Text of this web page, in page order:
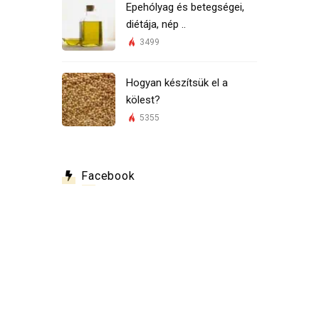
Epehólyag és betegségei,
diétája, nép ..
3499
Hogyan készítsük el a
kölest?
5355
Facebook